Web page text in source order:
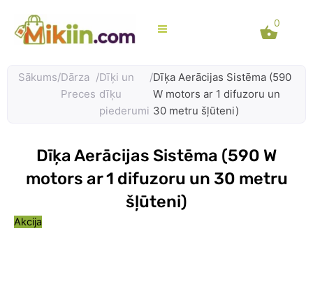
content
0
Sākums/Dārza
Preces
/Dīķi un
dīķu
piederumi
/Dīķa Aerācijas Sistēma (590
W motors ar 1 difuzoru un
30 metru šļūteni)
Dīķa Aerācijas Sistēma (590 W
motors ar 1 difuzoru un 30 metru
šļūteni)
Akcija